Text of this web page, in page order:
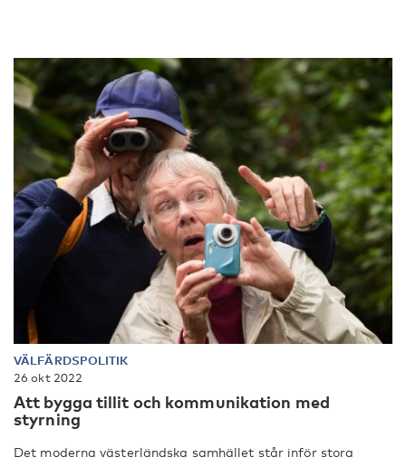
VÄLFÄRDSPOLITIK
26 okt 2022
Att bygga tillit och kommunikation med
styrning
Det moderna västerländska samhället står inför stora